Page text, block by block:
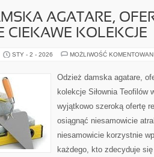
AGATARE,
CIEKAWE KOLEKCJE
STY - 2 - 2026 MOŻLIWOŚĆ
Odzież damska agatare,
kolekcje Siłownia Teofilów
wyjątkowo szeroką ofertę
osiągnąć niesamowicie
niesamowicie korzystnie
każdego, kto zdecyduje